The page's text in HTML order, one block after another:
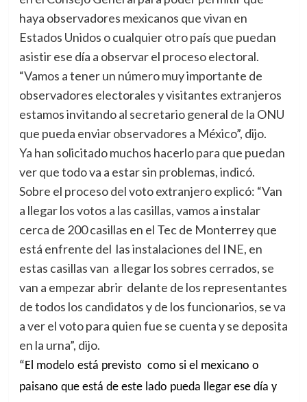
haya observadores mexicanos que vivan en
Estados Unidos o cualquier otro país que puedan
asistir ese día a observar el proceso electoral.
“Vamos a tener un número muy importante de
observadores electorales y visitantes extranjeros
estamos invitando al secretario general de la ONU
que pueda enviar observadores a México”, dijo.
Ya han solicitado muchos hacerlo para que puedan
ver que todo va a estar sin problemas, indicó.
Sobre el proceso del voto extranjero explicó: “Van
a llegar los votos a las casillas, vamos a instalar
cerca de 200 casillas en el Tec de Monterrey que
está enfrente del las instalaciones del INE, en
estas casillas van a llegar los sobres cerrados, se
van a empezar abrir delante de los representantes
de todos los candidatos y de los funcionarios, se va
a ver el voto para quien fue se cuenta y se deposita
en la urna”, dijo.
“El modelo está previsto como si el mexicano o
paisano que está de este lado pueda llegar ese día y